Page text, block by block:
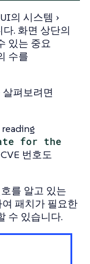
의 시스템
. 화면 상단의
있는 중요
수를
펴보려면
for the
번호도
를 알고 있는
패치가 필요한
수 있습니다.